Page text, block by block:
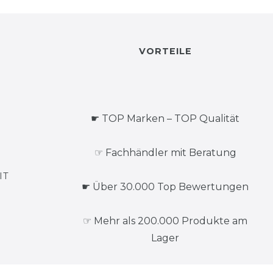
VORTEILE
☛ TOP Marken – TOP Qualität
☞ Fachhändler mit Beratung
☛ Über 30.000 Top Bewertungen
☞ Mehr als 200.000 Produkte am
Lager